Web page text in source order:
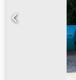
sunt fabricate din